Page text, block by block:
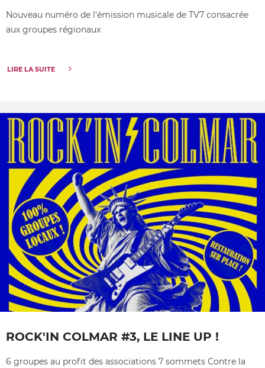
Nouveau numéro de l'émission musicale de TV7 consacrée
aux groupes régionaux
LIRE LA SUITE
ROCK'IN COLMAR #3, LE LINE UP !
6 groupes au profit des associations 7 sommets Contre la